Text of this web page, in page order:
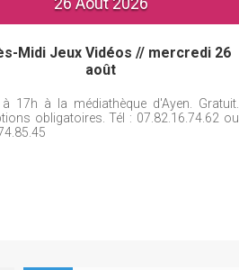
Midi Jeux Vidéos // mercredi 26
août
17h à la médiathèque d'Ayen. Gratuit.
obligatoires. Tél : 07.82.16.74.62 ou